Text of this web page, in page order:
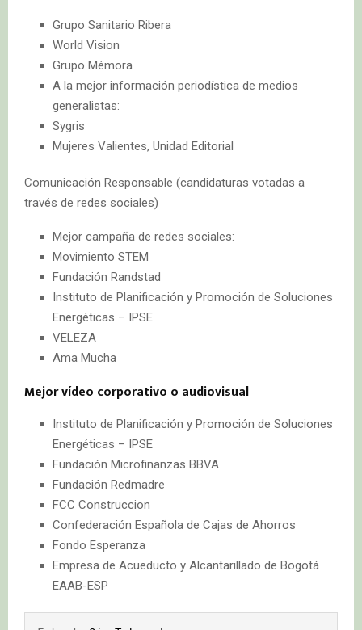
Grupo Sanitario Ribera
World Vision
Grupo Mémora
A la mejor información periodística de medios
generalistas:
Sygris
Mujeres Valientes, Unidad Editorial
Comunicación Responsable (candidaturas votadas a
través de redes sociales)
Mejor campaña de redes sociales:
Movimiento STEM
Fundación Randstad
Instituto de Planificación y Promoción de Soluciones
Energéticas – IPSE
VELEZA
Ama Mucha
Mejor vídeo corporativo o audiovisual
Instituto de Planificación y Promoción de Soluciones
Energéticas – IPSE
Fundación Microfinanzas BBVA
Fundación Redmadre
FCC Construccion
Confederación Española de Cajas de Ahorros
Fondo Esperanza
Empresa de Acueducto y Alcantarillado de Bogotá
EAAB-ESP